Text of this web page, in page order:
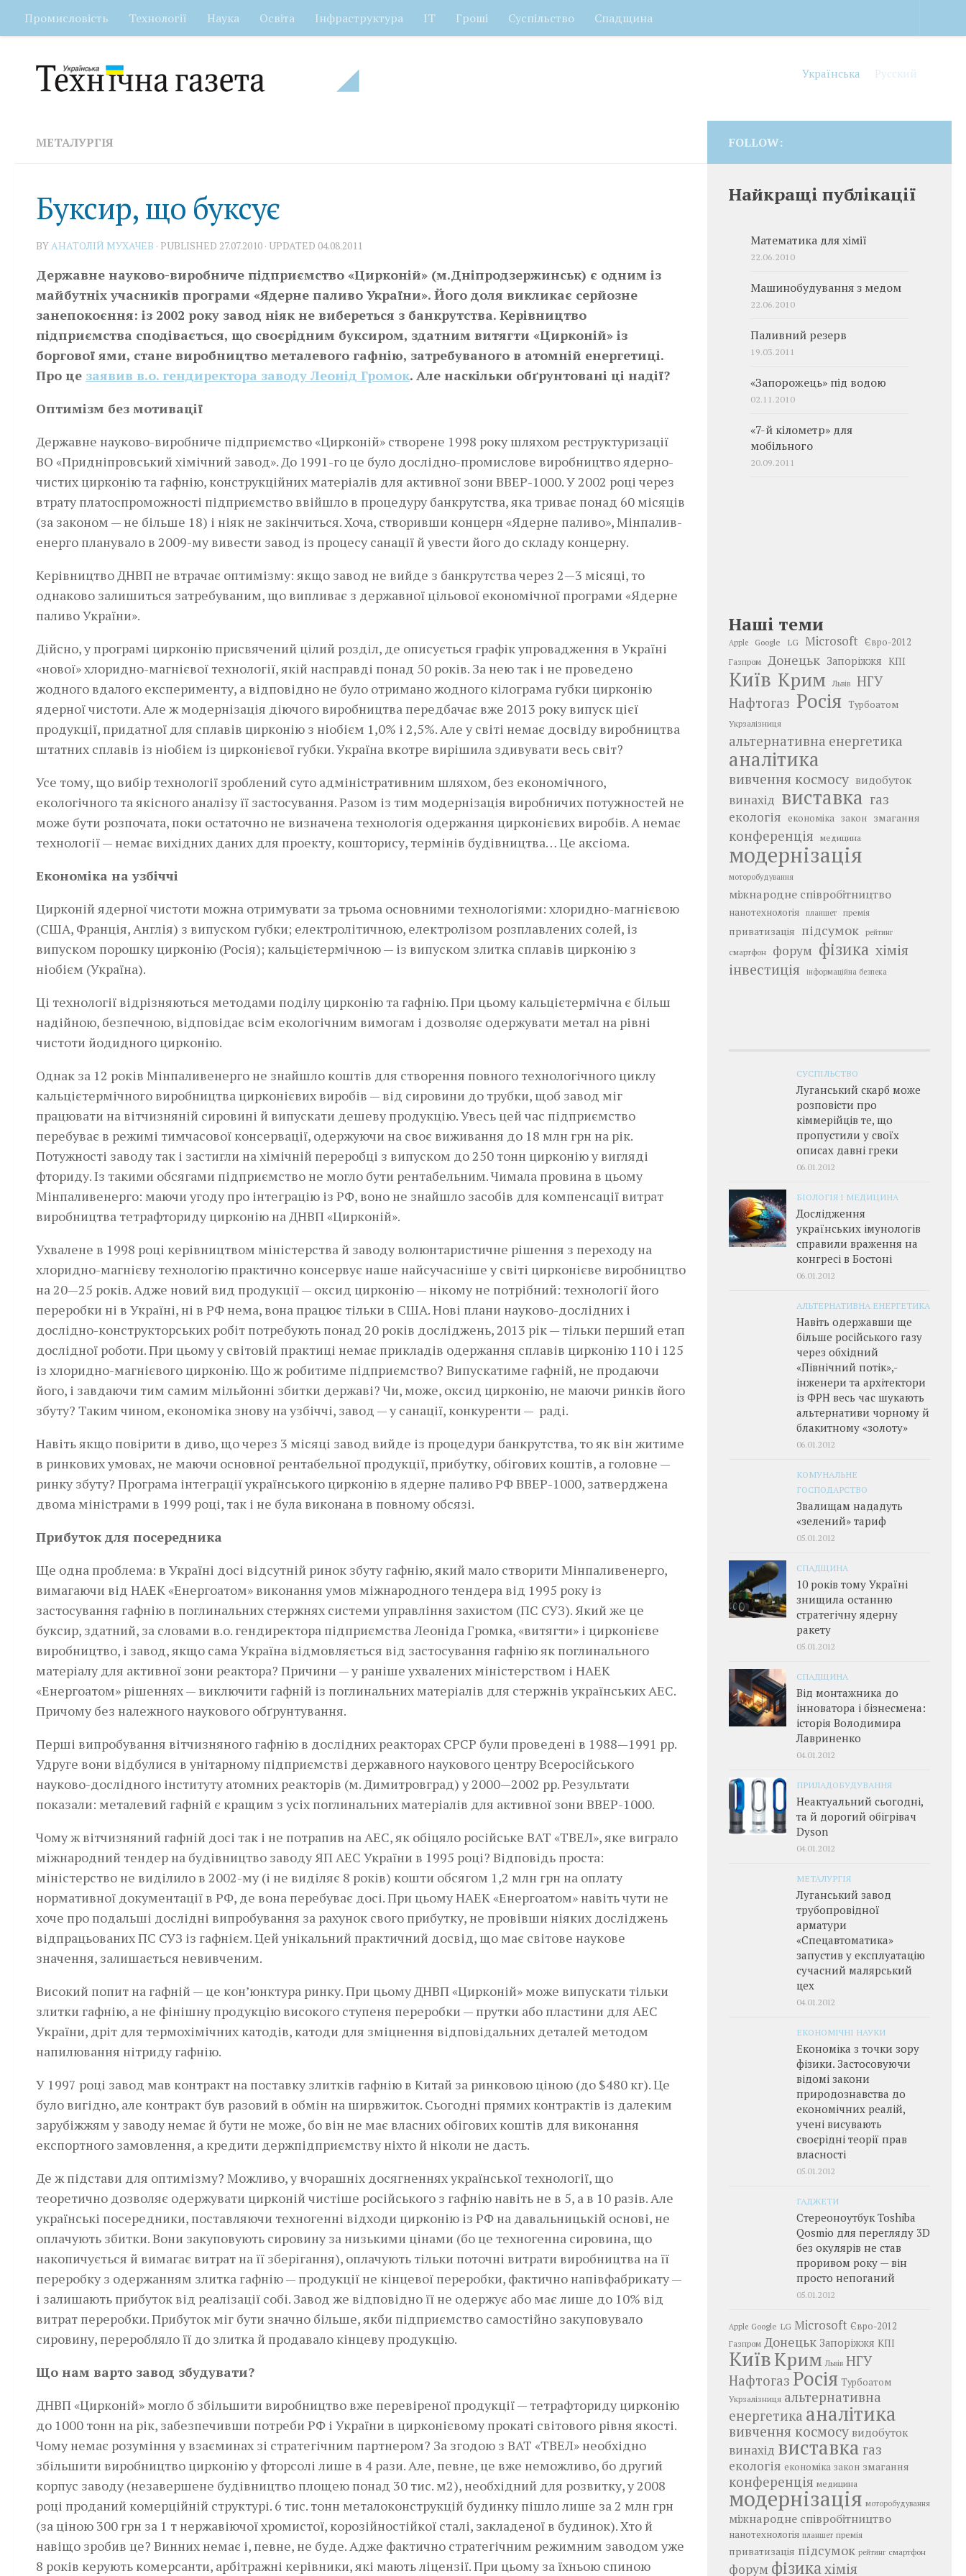
Skip to content
Промисловість Технології Наука Освіта Інфраструктура ІТ Гроші Суспільство Спадщина
Українська Русский
МЕТАЛУРГІЯ
Буксир, що буксує
BYАНАТОЛІЙ МУХАЧЕВ · PUBLISHED 27.07.2010 · UPDATED 04.08.2011
Державне науково-виробниче підприємство «Цирконій» (м.Дніпродзержинськ) є одним із
майбутніх учасників програми «Ядерне паливо України». Його доля викликає серйозне
занепокоєння: із 2002 року завод ніяк не вибереться з банкрутства. Керівництво
підприємства сподівається, що своєрідним буксиром, здатним витягти «Цирконій» із
боргової ями, стане виробництво металевого гафнію, затребуваного в атомній енергетиці.
Про це заявив в.о. гендиректора заводу Леонід Громок. Але наскільки обґрунтовані ці надії?
Оптимізм без мотивації
Державне науково-виробниче підприємство «Цирконій» ство­рене 1998 року шляхом реструктуризації
ВО «Придніпровський хімічний завод». До 1991-го це було дослідно-промислове виробницт­во ядерно-
чистих цирконію та гафнію, конструкційних матеріалів для активної зони ВВЕР-1000. У 2002 році через
втрату платоспроможності підприємство ввійшло в процедуру банкрутства, яка триває понад 60 місяців
(за законом — не більше 18) і ніяк не закінчиться. Хоча, створивши концерн «Ядерне паливо», Мінпалив­
енерго планувало в 2009-му вивести завод із процесу санації й увести його до складу концерну.
Керівництво ДНВП не втрачає оптимізму: якщо завод не вийде з банкрутства через 2—3 місяці, то
однаково залишиться затребуваним, що випливає з державної цільової економічної програми «Ядерне
паливо України».
Дійсно, у програмі цирконію присвячений цілий розділ, де описується графік упровадження в Україні
«нової» хлоридно-магнієвої технології, якій насправді понад 50 років. За нею так і не проведено
жодного вдалого експерименту, а відповідно не було отримано жодного кілограма губки цирконію
ядерної чистоти. Але ж модернізація діючого виробництва передбачає вже 2013 року випуск цієї
продукції, придатної для сплавів цирконію з ніобієм 1,0% і 2,5%. Але у світі немає досвіду виробництва
штатних сплавів із ніобієм із цирконієвої губки. Україна вкотре вирішила здивувати весь світ?
Усе тому, що вибір технології зроблений суто адміністративним шляхом, без економічного,
екологічного та якісного аналізу її застосування. Разом із тим модернізація виробничих потужностей не
може бути розпочата, поки остаточно не визначена технологія одержання цирконієвих виробів. А немає
технології — немає вихідних даних для проекту, кошторису, термінів будівництва… Це аксіома.
Економіка на узбіччі
Цирконій ядерної чистоти можна отримувати за трьома основними технологіями: хлоридно-магнієвою
(США, Франція, Англія) з випуском губки; електролітичною, електролізом розплавлених солей, із
випуском порошку цирконію (Росія); кальцієтермічною — із випуском злитка сплавів цирконію з
ніобієм (Україна).
Ці технології відрізняються методами поділу цирконію та гафнію. При цьому кальцієтермічна є більш
надійною, безпечною, відповідає всім екологічним вимогам і дозволяє одержувати метал на рівні
чистоти йодидного цирконію.
Однак за 12 років Мінпалив­енерго не знайшло коштів для створення повного технологічного циклу
кальцієтермічного виробництва цирконієвих виробів — від сировини до трубки, щоб завод міг
працювати на віт­чизняній сировині й випускати дешеву продукцію. Увесь цей час підприємство
перебуває в режимі тимчасової консервації, одержуючи на своє виживання до 18 млн грн на рік.
Потужності заводу так і застигли на хімічній переробці з випуском до 250 тонн цирконію у вигляді
фториду. Із такими обсягами підприємство не могло бути рентабельним. Чимала провина в цьому
Мінпаливенерго: маючи угоду про інтеграцію із РФ, воно не знайшло засобів для компенсації витрат
виробництва тетрафториду цирконію на ДНВП «Цирконій».
Ухвалене в 1998 році керівництвом міністерства й заводу волюнтаристичне рішення з переходу на
хлоридно-магнієву технологію практично консервує наше найсучасніше у світі цирконієве виробництво
на 20—25 років. Адже новий вид продукції — оксид цирконію — нікому не потрібний: технології його
переробки ні в Україні, ні в РФ нема, вона працює тільки в США. Нові плани науково-дослідних і
дослідно-конструкторських робіт потребують понад 20 років досліджень, 2013 рік — тільки перший етап
дослідної роботи. При цьому у світовій практиці немає прикладів одержання сплавів цирконію 110 і 125
із хлоридно-магнієвого цирконію. Що ж робитиме підприємство? Випускатиме гафній, не продаючи
його, і завдаючи тим самим мільйонні збитки державі? Чи, може, оксид цирконію, не маючи ринків його
збуту? Таким чином, економіка знову на узбіччі, завод — у санації, конкуренти — раді.
Навіть якщо повірити в диво, що через 3 місяці завод вийде із процедури банкрутства, то як він житиме
в ринкових умовах, не маючи основної рентабельної продукції, прибутку, обігових коштів, а головне —
ринку збуту? Програма інтеграції україн­ського цирконію в ядерне паливо РФ ВВЕР-1000, затверджена
двома міністрами в 1999 році, так і не була виконана в повному обсязі.
Прибуток для посередника
Ще одна проблема: в Україні досі відсутній ринок збуту гафнію, який мало створити Мінпаливенерго,
вимагаючи від НАЕК «Енергоатом» виконання умов міжнародного тендера від 1995 року із
застосування гафнію в поглинальних стержнях системи управління захистом (ПС СУЗ). Який же це
буксир, здатний, за словами в.о. гендиректора підприємства Леоніда Громка, «витягти» і цирконієве
виробництво, і завод, якщо сама Україна відмовляється від застосування гафнію як поглинального
матеріалу для активної зони реактора? Причини — у раніше ухвалених міністерством і НАЕК
«Енергоатом» рішеннях — виключити гафній із поглинальних матеріалів для стержнів українських АЕС.
Причому без належного наукового обґрунтування.
Перші випробування вітчизняного гафнію в дослідних реакторах СРСР були проведені в 1988—1991 рр.
Удруге вони відбулися в унітарному підприємстві державного наукового центру Всеросійського
науково-дослідного інституту атомних реакторів (м. Димитровград) у 2000—2002 рр. Результати
показали: металевий гафній є кращим з усіх поглинальних матеріалів для активної зони ВВЕР-1000.
Чому ж вітчизняний гафній досі так і не потрапив на АЕС, як обіцяло російське ВАТ «ТВЕЛ», яке виграло
міжнародний тендер на будівництво заводу ЯП АЕС України в 1995 році? Відповідь проста:
міністерство не виділило в 2002-му (і не виділяє 8 років) кошти обсягом 1,2 млн грн на оплату
нормативної документації в РФ, де вона перебуває досі. При цьому НАЕК «Енерго­атом» навіть чути не
хоче про подальші дослідні випробування за рахунок свого прибутку, не провівши ніяких досліджень
відпрацьованих ПС СУЗ із гафнієм. Цей унікальний практичний досвід, що має світове наукове
значення, залишається невивченим.
Високий попит на гафній — це кон’юнктура ринку. При цьому ДНВП «Цирконій» може випускати тільки
злитки гафнію, а не фінішну продукцію високого ступеня переробки — прутки або пластини для АЕС
України, дріт для термохімічних катодів, катоди для зміцнення відповідальних деталей методом
напилювання нітриду гафнію.
У 1997 році завод мав конт­ракт на поставку злитків гафнію в Китай за ринковою ціною (до $480 кг). Це
було вигідно, але контракт був разовий в обмін на ширвжиток. Сьогодні прямих контрактів із далеким
зарубіжжям у заводу немає й бути не може, бо він не має власних обігових коштів для виконання
експортного замовлення, а кредити держпідприємству ніхто й ніколи не дасть.
Де ж підстави для оптимізму? Можливо, у вчорашніх досягненнях української технології, що
теоретично дозволяє одержувати цирконій чистіше російського з гафнію навіть не в 5, а в 10 разів. Але
українські посередники, поставляючи техногенні відходи цирконію із РФ на давальницькій основі, не
оплачують збитки. Вони закуповують сировину за низькими цінами (бо це техногенна сировина, що
накопичується й вимагає витрат на її зберігання), оплачують тільки поточні витрати виробництва на її
переробку з одержанням злитка гафнію — продукції не кінцевої переробки, фактично напівфабрикату —
і залишають прибуток від реалізації собі. Завод же відповідно її не одержує або має лише до 10% від
витрат переробки. Прибуток міг бути значно більше, якби підприємство самостійно закуповувало
сировину, переробляло її до злитка й продавало кінцеву продукцію.
Що нам варто завод збудувати?
ДНВП «Цирконій» могло б збільшити виробництво вже перевіреної продукції — тетра­фториду цирконію
до 1000 тонн на рік, забезпечивши потреби РФ і України в цирконієвому прокаті світового рівня якості.
Чому немає розуміння у взаєминах зі стратегічним партнером? За згодою з ВАТ «ТВЕЛ» необхідно
збільшити виробництво цирконію у фторсолі лише в 4 рази. Але, певне, це вже неможливо, бо другий
корпус заводу (незавершене будівництво площею понад 30 тис. м2), необхідний для розвитку, у 2008
році проданий комерційній структурі. 6 тис. тонн металоконструкцій будинку пішло лише за 2 млн грн
(за ціною 300 грн за 1 т нержавіючої хромистої, корозійностійкої сталі, закладеної в будинок). Хто й
навіщо зробив це? Винних немає і, певне, не буде. Адже фактично стратегічним режимним заводом уже
8 років керують комерсанти, арбітражні керівники, які мають ліцензії. При цьому за їхньою спиною
FOLLOW:
Найкращі публікації
Математика для хімії
22.06.2010
Машинобудування з медом
22.06.2010
Паливний резерв
19.03.2011
«Запорожець» під водою
02.11.2010
«7-й кілометр» для
мобільного
20.09.2011
Наші теми
Apple Google LG Microsoft Євро-2012
Газпром Донецьк Запоріжжя КПІ
Київ Крим Львів
НГУ
Нафтогаз Росія Турбоатом
Укрзалізниця
альтернативна енергетика
аналітика
вивчення космосу видобуток
винахід виставка газ
екологія економіка закон змагання
конференція медицина
модернізація
моторобудування
міжнародне співробітництво
нанотехнологія планшет премія
приватизація підсумок рейтинг
смартфон форум фізика хімія
інвестиція інформаційна безпека
СУСПІЛЬСТВО
Луганський скарб може
розповісти про
кіммерійців те, що
пропустили у своїх
описах давні греки
06.01.2012
БІОЛОГІЯ І МЕДИЦИНА
Дослідження
українських імунологів
справили враження на
конгресі в Бостоні
06.01.2012
АЛЬТЕРНАТИВНА ЕНЕРГЕТИКА
Навіть одержавши ще
більше російського газу
через обхідний
«Північний потік»,­
інженери та архітектори
із ФРН весь час шукають
альтернативи чорному й
блакитному «золоту»
06.01.2012
КОМУНАЛЬНЕ
ГОСПОДАРСТВО
Звалищам нададуть
«зелений» тариф
05.01.2012
СПАДЩИНА
10 років тому Україні
знищила останню
стратегічну ядерну
ракету
05.01.2012
СПАДЩИНА
Від монтажника до
інноватора і бізнесмена:
історія Володимира
Лавриненко
04.01.2012
ПРИЛАДОБУДУВАННЯ
Неактуальний сьогодні,
та й дорогий обігрівач
Dyson
04.01.2012
МЕТАЛУРГІЯ
Луганський завод
трубопровідної
арматури
«Спецавтоматика»
запустив у експлуатацію
сучасний малярський
цех
04.01.2012
ЕКОНОМІЧНІ НАУКИ
Економіка з точки зору
фізики. Застосовуючи
відомі закони
природознавства до
економічних реалій,
учені висувають
своєрідні теорії прав
власності
05.01.2012
ГАДЖЕТИ
Стереоноутбук Toshiba
Qosmio для перегляду 3D
без окулярів не став
проривом року — він
просто непоганий
05.01.2012
Apple Google LG Microsoft Євро-2012
Газпром Донецьк Запоріжжя КПІ
КиївКрим Львів НГУ
Нафтогаз Росія Турбоатом
Укрзалізниця альтернативна
енергетика аналітика
вивчення космосу видобуток
винахід виставка газ
екологія економіка закон змагання
конференція медицина
модернізація моторобудування
міжнародне співробітництво
нанотехнологія планшет премія
приватизація підсумок рейтинг смартфон
форум фізикахімія